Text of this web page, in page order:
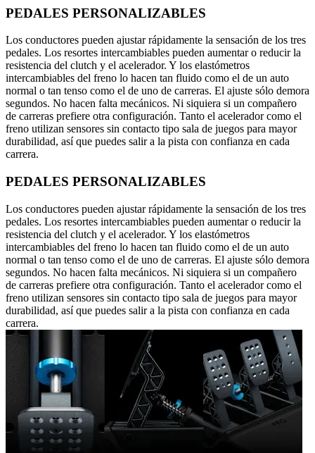
PEDALES PERSONALIZABLES
Los conductores pueden ajustar rápidamente la sensación de los tres
pedales. Los resortes intercambiables pueden aumentar o reducir la
resistencia del clutch y el acelerador. Y los elastómetros
intercambiables del freno lo hacen tan fluido como el de un auto
normal o tan tenso como el de uno de carreras. El ajuste sólo demora
segundos. No hacen falta mecánicos. Ni siquiera si un compañero
de carreras prefiere otra configuración. Tanto el acelerador como el
freno utilizan sensores sin contacto tipo sala de juegos para mayor
durabilidad, así que puedes salir a la pista con confianza en cada
carrera.
PEDALES PERSONALIZABLES
Los conductores pueden ajustar rápidamente la sensación de los tres
pedales. Los resortes intercambiables pueden aumentar o reducir la
resistencia del clutch y el acelerador. Y los elastómetros
intercambiables del freno lo hacen tan fluido como el de un auto
normal o tan tenso como el de uno de carreras. El ajuste sólo demora
segundos. No hacen falta mecánicos. Ni siquiera si un compañero
de carreras prefiere otra configuración. Tanto el acelerador como el
freno utilizan sensores sin contacto tipo sala de juegos para mayor
durabilidad, así que puedes salir a la pista con confianza en cada
carrera.